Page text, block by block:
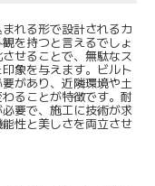
れる形で設計されるカ
を持つと言えるでしょ
せることで、無駄なス
象を与えます。ビルト
があり、近隣環境や土
ることが特徴です。耐
要で、施工に技術が求
性と美しさを両立させ